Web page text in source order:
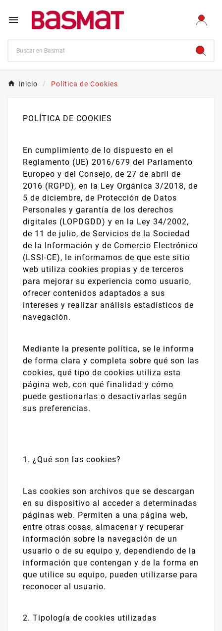

Inicio Política de Cookies
POLÍTICA DE COOKIES
En cumplimiento de lo dispuesto en el
Reglamento (UE) 2016/679 del Parlamento
Europeo y del Consejo, de 27 de abril de
2016 (RGPD), en la Ley Orgánica 3/2018, de
5 de diciembre, de Protección de Datos
Personales y garantía de los derechos
digitales (LOPDGDD) y en la Ley 34/2002,
de 11 de julio, de Servicios de la Sociedad
de la Información y de Comercio Electrónico
(LSSI-CE), le informamos de que este sitio
web utiliza cookies propias y de terceros
para mejorar su experiencia como usuario,
ofrecer contenidos adaptados a sus
intereses y realizar análisis estadísticos de
navegación.
Mediante la presente política, se le informa
de forma clara y completa sobre qué son las
cookies, qué tipo de cookies utiliza esta
página web, con qué finalidad y cómo
puede gestionarlas o desactivarlas según
sus preferencias.
1. ¿Qué son las cookies?
Las cookies son archivos que se descargan
en su dispositivo al acceder a determinadas
páginas web. Permiten a una página web,
entre otras cosas, almacenar y recuperar
información sobre la navegación de un
usuario o de su equipo y, dependiendo de la
información que contengan y de la forma en
que utilice su equipo, pueden utilizarse para
reconocer al usuario.
2. Tipología de cookies utilizadas